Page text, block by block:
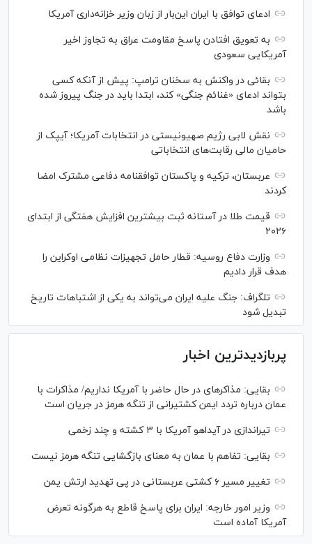
ادعای توافق با ایران این‌بار از زبان وزیر خزانه‌داری آمریکا
به تعویق افتادن پاسخ مقاومت عراق به تجاوز اخیر
آمریکایی سعودی
بقائی در واکنش به سخنان ترامپ: پیش از آنکه کسی
بتواند ادعای «غنائم جنگی» کند، ابتدا باید در جنگ پیروز شده
باشد
نقش لابی رژیم صهیونیستی در انتخابات آمریکا؛ آیپک از
حامیان مالی رقابت‌های انتخاباتی
عربستان، ترکیه و پاکستان توافقنامه دفاعی مشترک امضا
کردند
قیمت طلا در آستانه ثبت بیشترین افزایش هفتگی از ابتدای
۲۰۲۶
وزارت دفاع روسیه: قطار حامل تجهیزات نظامی اوکراین را
هدف قرار دادیم
تلگراف: جنگ علیه ایران می‌تواند به یکی از اشتباهات تاریخ
تبدیل شود
پربازدیدترین اخبار
بقایی: مذاکره‎ای در حال حاضر با آمریکا نداریم/ مذاکرات با
عمان درباره تردد ایمن کشتیرانی از تنگه هرمز در جریان است
تیراندازی در آیداهو آمریکا با ۳ کشته و چند زخمی
بقایی: تفاهم با عمان به معنای بازگشایی تنگه هرمز نیست
تغییر مسیر ۶ کشتی عربستانی در پی تهدید ارتش یمن
وزیر امور خارجه: ایران برای پاسخ قاطع به هرگونه تعرض
آمریکا آماده است